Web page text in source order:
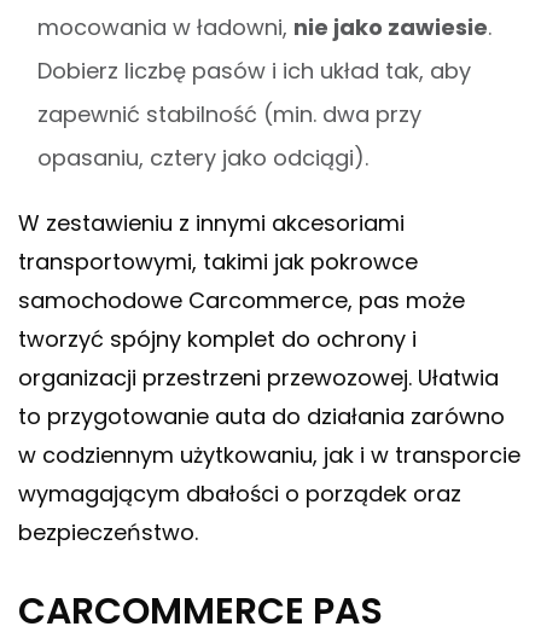
mocowania w ładowni, nie jako zawiesie.
Dobierz liczbę pasów i ich układ tak, aby
zapewnić stabilność (min. dwa przy
opasaniu, cztery jako odciągi).
W zestawieniu z innymi akcesoriami
transportowymi, takimi jak pokrowce
samochodowe Carcommerce, pas może
tworzyć spójny komplet do ochrony i
organizacji przestrzeni przewozowej. Ułatwia
to przygotowanie auta do działania zarówno
w codziennym użytkowaniu, jak i w transporcie
wymagającym dbałości o porządek oraz
bezpieczeństwo.
CARCOMMERCE PAS